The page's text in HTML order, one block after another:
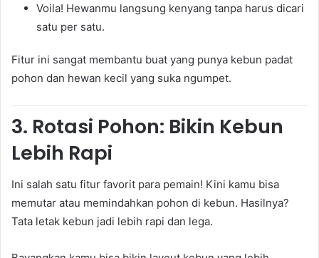
Voila! Hewanmu langsung kenyang tanpa harus dicari
satu per satu.
Fitur ini sangat membantu buat yang punya kebun padat
pohon dan hewan kecil yang suka ngumpet.
3. Rotasi Pohon: Bikin Kebun
Lebih Rapi
Ini salah satu fitur favorit para pemain! Kini kamu bisa
memutar atau memindahkan pohon di kebun. Hasilnya?
Tata letak kebun jadi lebih rapi dan lega.